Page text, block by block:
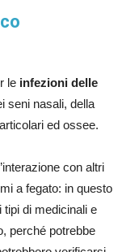
le infezioni delle
seni nasali, della
ed ossee.
con altri
a fegato: in questo
di medicinali e
perché potrebbe